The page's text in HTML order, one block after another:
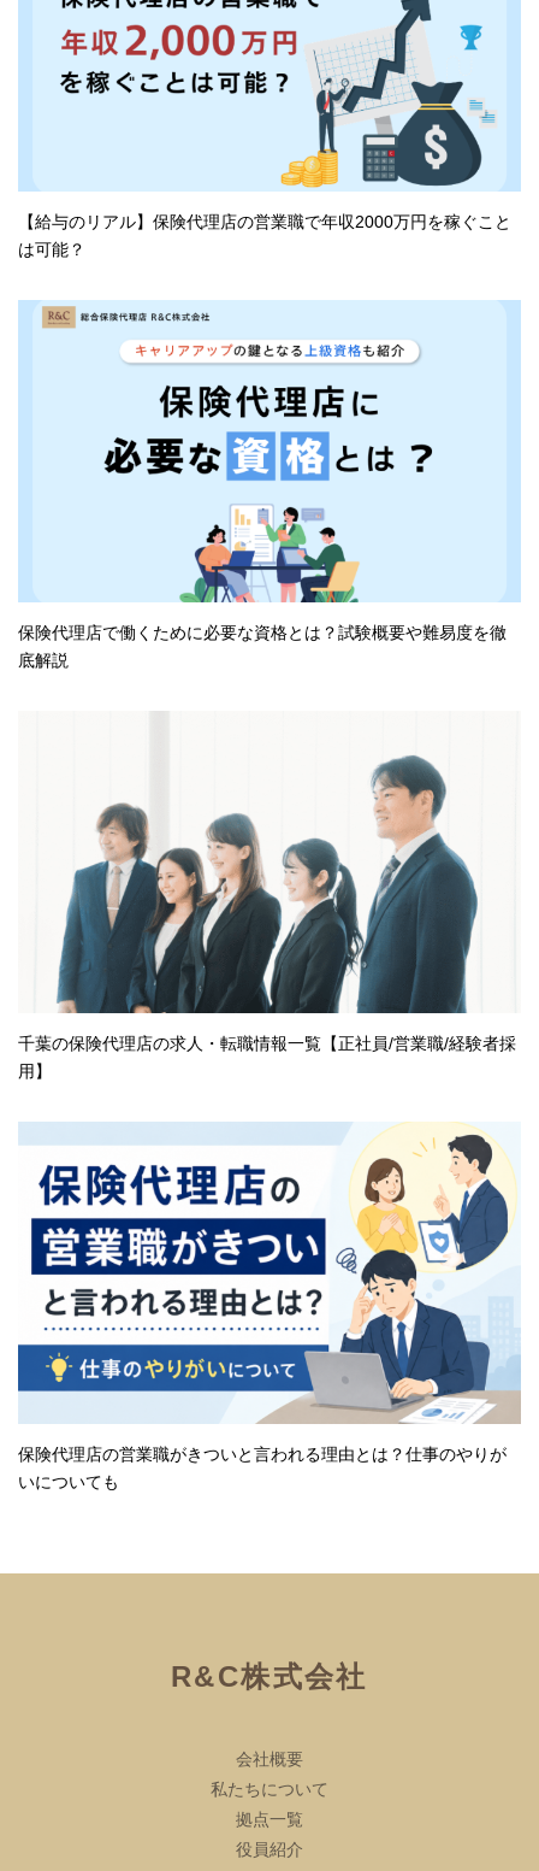
【給与のリアル】保険代理店の営業職で年収2000万円を稼ぐこと
は可能？
保険代理店で働くために必要な資格とは？試験概要や難易度を徹
底解説
千葉の保険代理店の求人・転職情報一覧【正社員/営業職/経験者採
用】
保険代理店の営業職がきついと言われる理由とは？仕事のやりが
いについても
R&C株式会社
会社概要
私たちについて
拠点一覧
役員紹介